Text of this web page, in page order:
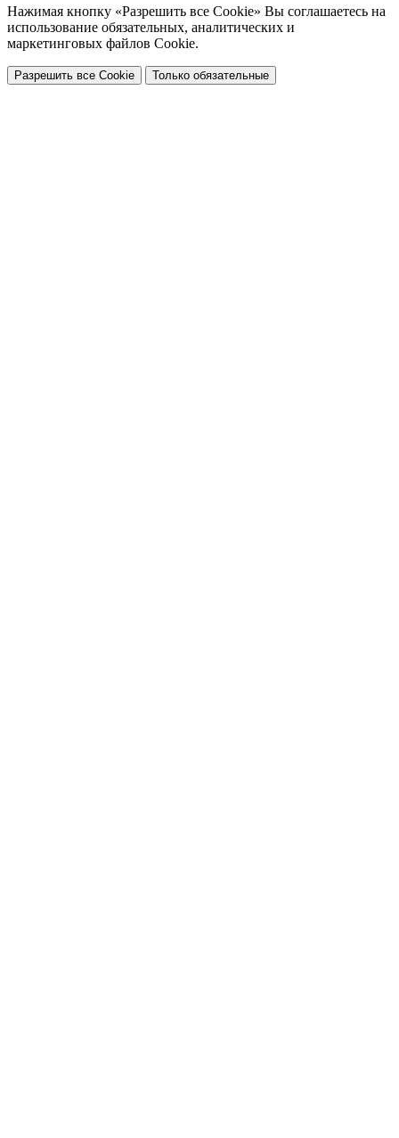
Нажимая кнопку «Разрешить все Cookie» Вы соглашаетесь на
использование обязательных, аналитических и
маркетинговых файлов Cookie.
Разрешить все Cookie Только обязательные